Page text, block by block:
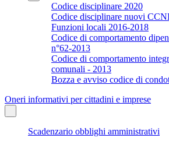
Codice disciplinare 2020
Codice disciplinare nuovi
Funzioni locali 2016-2018
Codice di comportamento
n°62-2013
Codice di comportamento
comunali - 2013
Bozza e avviso codice di
Oneri informativi per cittadini e imprese
Scadenzario obblighi amministrativi